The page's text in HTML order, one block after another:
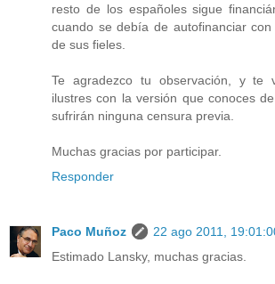
resto de los españoles sigue
cuando se debía de autofinanciar
de sus fieles.
Te agradezco tu observación, y te
ilustres con la versión que conoces
sufrirán ninguna censura previa.
Muchas gracias por participar.
Responder
Paco Muñoz
22 ago 2011,
Estimado Lansky, muchas gracias.